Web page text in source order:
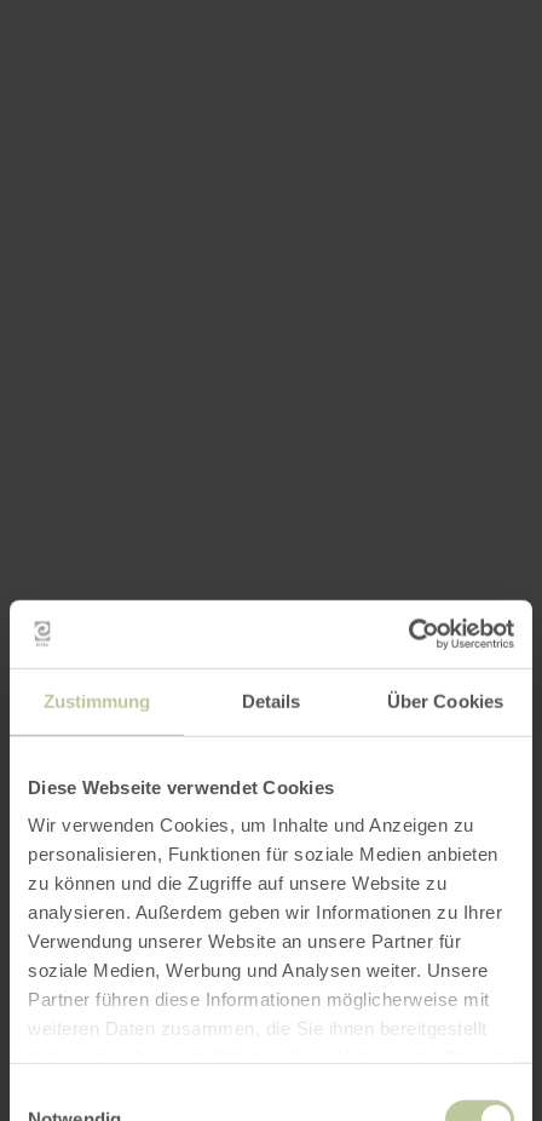
Zustimmung Details Über Cookies
Diese Webseite verwendet Cookies
Wir verwenden Cookies, um Inhalte und Anzeigen zu
personalisieren, Funktionen für soziale Medien anbieten
zu können und die Zugriffe auf unsere Website zu
analysieren. Außerdem geben wir Informationen zu Ihrer
Verwendung unserer Website an unsere Partner für
soziale Medien, Werbung und Analysen weiter. Unsere
Partner führen diese Informationen möglicherweise mit
weiteren Daten zusammen, die Sie ihnen bereitgestellt